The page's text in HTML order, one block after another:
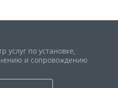
по установке,
и сопровождению